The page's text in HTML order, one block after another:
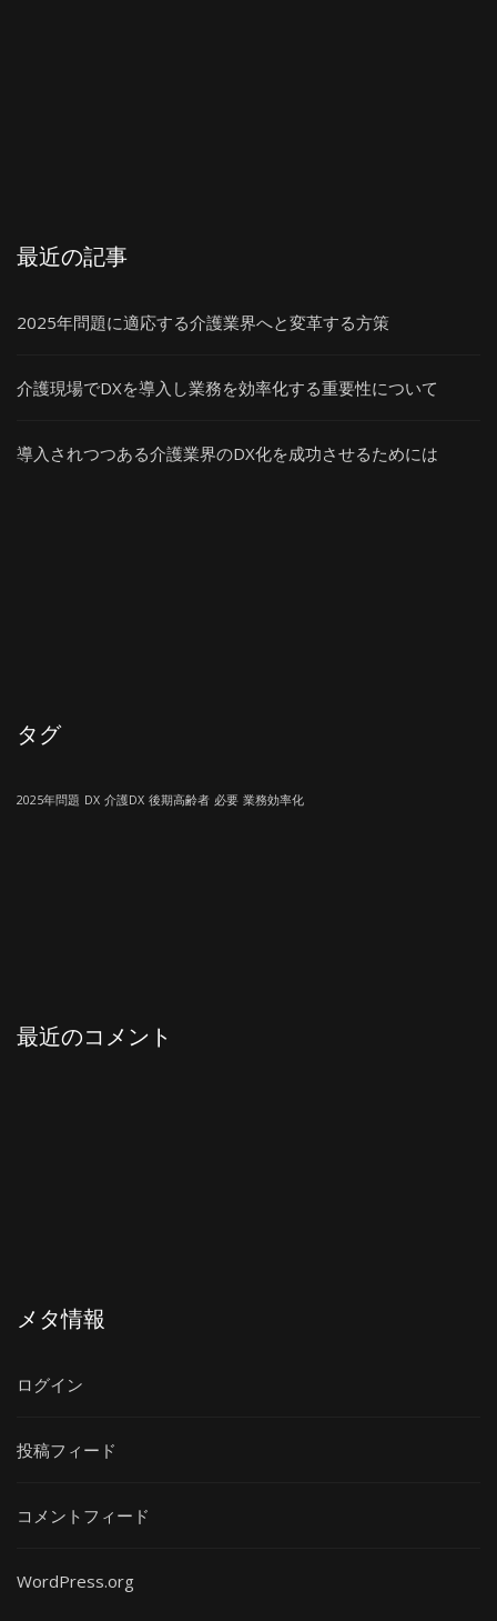
最近の記事
2025年問題に適応する介護業界へと変革する方策
介護現場でDXを導入し業務を効率化する重要性について
導入されつつある介護業界のDX化を成功させるためには
タグ
2025年問題 DX 介護DX 後期高齢者 必要 業務効率化
最近のコメント
メタ情報
ログイン
投稿フィード
コメントフィード
WordPress.org